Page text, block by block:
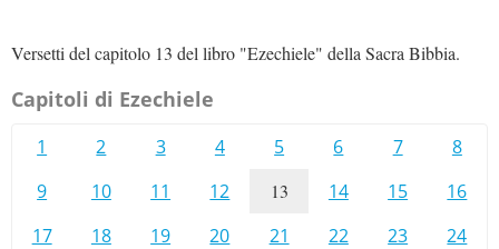
Versetti del capitolo 13 del libro "Ezechiele" della Sacra Bibbia.
Capitoli di Ezechiele
1 2 3 4 5 6 7
8
9
10 11 12 13 14 15
16
17
18 19 20 21 22 23
24